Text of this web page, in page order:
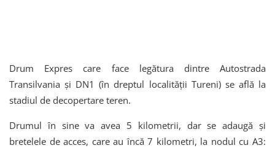
Drum Expres care face legătura dintre Autostrada
Transilvania și DN1 (în dreptul localității Tureni) se află la
stadiul de decopertare teren.
Drumul în sine va avea 5 kilometrii, dar se adaugă și
bretelele de acces, care au încă 7 kilometri, la nodul cu A3: